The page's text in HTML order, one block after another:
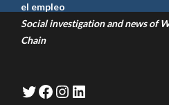
el empleo
Social investigation and news of
Chain
Twitter
Facebook
Instagram
LinkedIn